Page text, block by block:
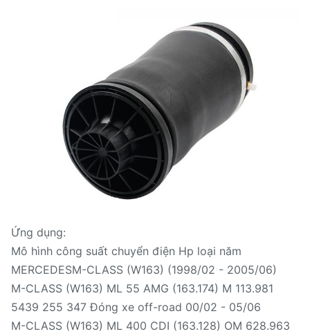
Ứng dụng:
Mô hình công suất chuyển điện Hp loại năm
MERCEDESM-CLASS (W163) (1998/02 - 2005/06)
M-CLASS (W163) ML 55 AMG (163.174) M 113.981
5439 255 347 Đóng xe off-road 00/02 - 05/06
M-CLASS (W163) ML 400 CDI (163.128) OM 628.963